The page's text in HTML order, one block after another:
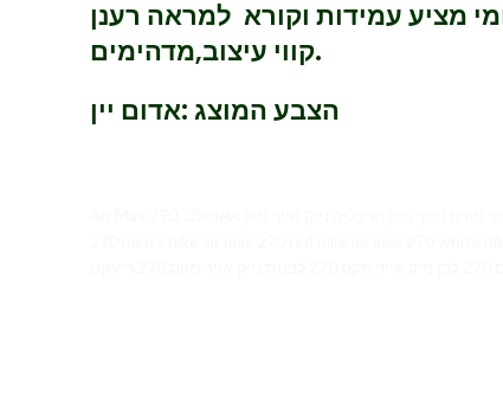
קווי עיצוב,מדהימים.
הצבע המוצג :אדום יין